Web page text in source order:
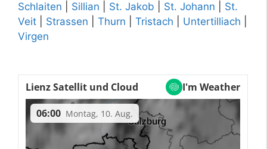
Schlaiten
Sillian St. Jakob St. Johann
St.
Veit
Strassen Thurn Tristach Untertilliach
Virgen